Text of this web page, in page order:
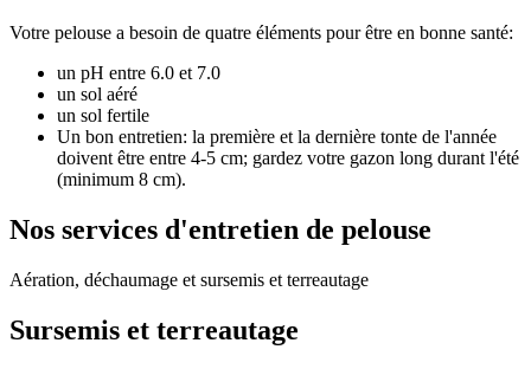
Votre pelouse a besoin de quatre éléments pour être en bonne santé:
un pH entre 6.0 et 7.0
un sol aéré
un sol fertile
Un bon entretien: la première et la dernière tonte de l'année
doivent être entre 4-5 cm; gardez votre gazon long durant l'été
(minimum 8 cm).
Nos services d'entretien de pelouse
Aération, déchaumage et sursemis et terreautage
Sursemis et terreautage